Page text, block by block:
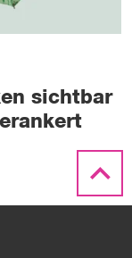
sichtbar